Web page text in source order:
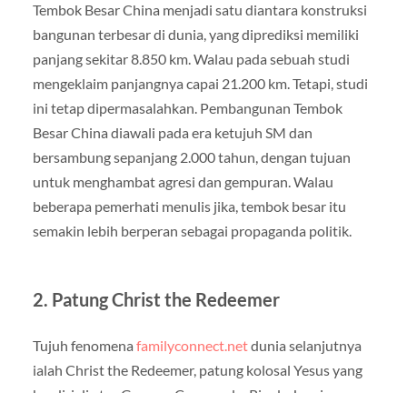
Tembok Besar China menjadi satu diantara konstruksi
bangunan terbesar di dunia, yang diprediksi memiliki
panjang sekitar 8.850 km. Walau pada sebuah studi
mengeklaim panjangnya capai 21.200 km. Tetapi, studi
ini tetap dipermasalahkan. Pembangunan Tembok
Besar China diawali pada era ketujuh SM dan
bersambung sepanjang 2.000 tahun, dengan tujuan
untuk menghambat agresi dan gempuran. Walau
beberapa pemerhati menulis jika, tembok besar itu
semakin lebih berperan sebagai propaganda politik.
2. Patung Christ the Redeemer
Tujuh fenomena familyconnect.netdunia selanjutnya
ialah Christ the Redeemer, patung kolosal Yesus yang